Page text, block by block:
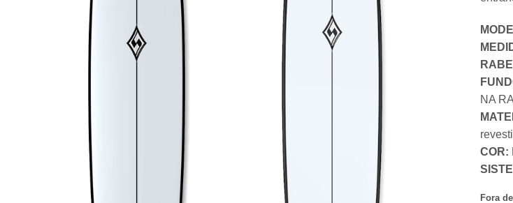
NA
COR:
Fora